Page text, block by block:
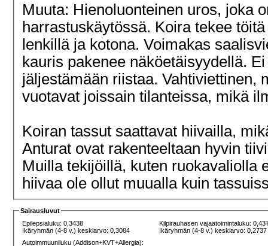
Muuta: Hienoluonteinen uros, joka
harrastuskäytössä. Koira tekee
lenkillä ja kotona. Voimakas
kauris pakenee näköetäisyydellä.
jäljestämään riistaa. Vahtiviettinen,
vuotavat joissain tilanteissa, mikä
Koiran tassut saattavat hiivailla,
Anturat ovat rakenteeltaan hyvin
Muilla tekijöillä, kuten ruokavaliolla
hiivaa ole ollut muualla kuin
Sairausluvut
Epilepsialuku: 0,3438
Ikäryhmän (4-8 v.) keskiarvo: 0,3084
Kilpirauhasen vajaatoimintaluku:
Ikäryhmän (4-8 v.) keskiarvo: 0,2737
Autoimmuuniluku (Addison+KVT+Allergia):